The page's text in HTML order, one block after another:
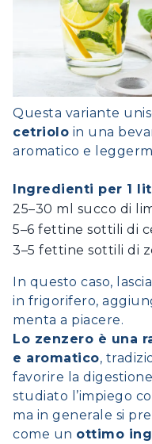
Questa variante
cetriolo in una
aromatico e
Ingredienti per 1
25–30 ml succo di
5–6 fettine sottili di
3–5 fettine sottili di
In questo caso,
in frigorifero,
menta a piacere.
Lo zenzero è una
e aromatico,
favorire la
studiato l’impiego
ma in generale si
come un ottimo